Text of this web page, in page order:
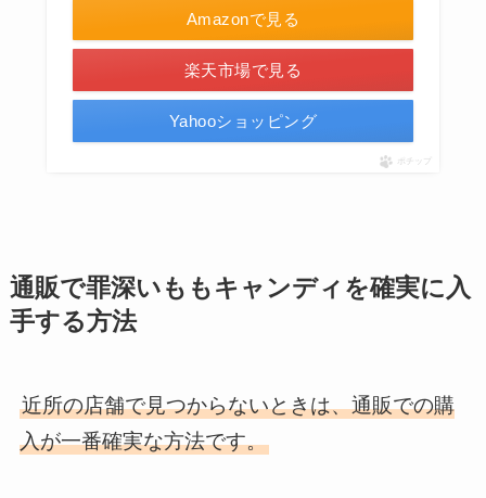
Amazonで見る
楽天市場で見る
Yahooショッピング
ポチップ
通販で罪深いももキャンディを確実に入
手する方法
近所の店舗で見つからないときは、通販での購
入が一番確実な方法です。